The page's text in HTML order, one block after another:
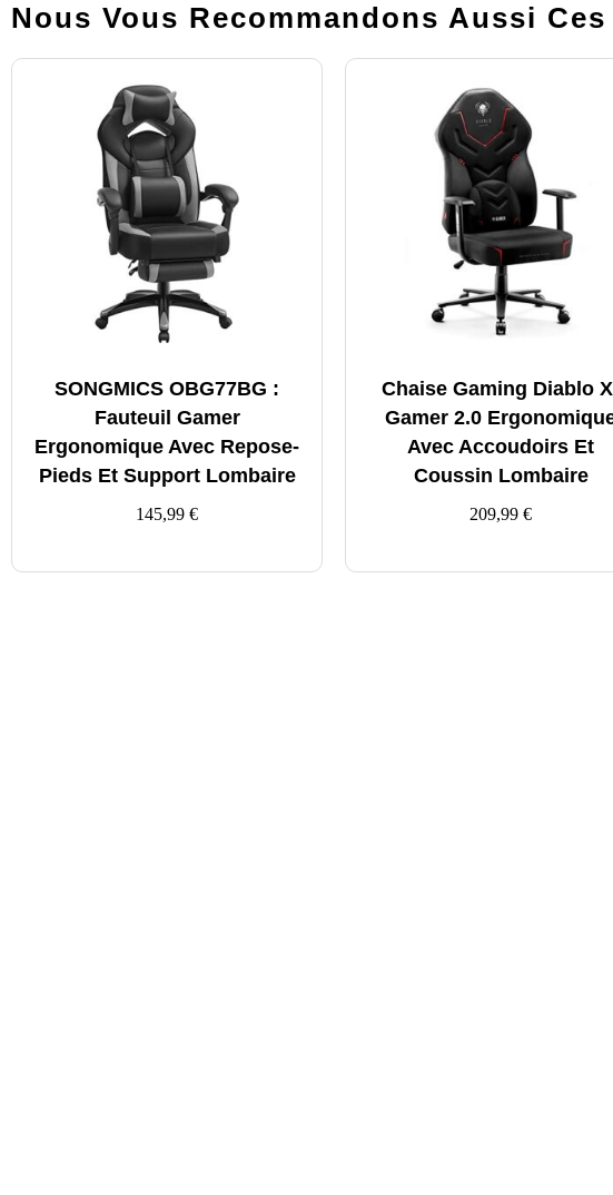
Nous Vous Recommandons Aussi
SONGMICS OBG77BG :
Fauteuil Gamer
Ergonomique Avec Repose-
Pieds Et Support Lombaire
145,99 €
Chaise Gaming Diablo
Gamer 2.0
Avec Accoudoirs Et
Coussin Lombaire
209,99 €